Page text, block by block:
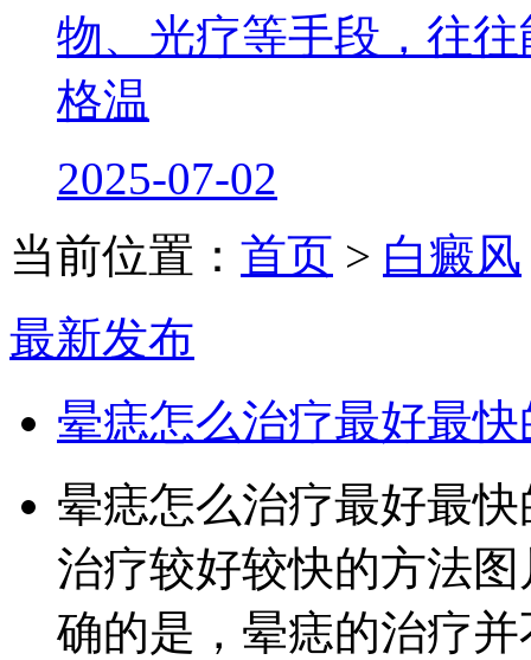
物、光疗等手段，往
格温
2025-07-02
当前位置： 首页 > 白癜风
最新发布
晕痣怎么治疗最好最
晕痣怎么治疗最好最
治疗较好较快的方法
确的是，晕痣的治疗